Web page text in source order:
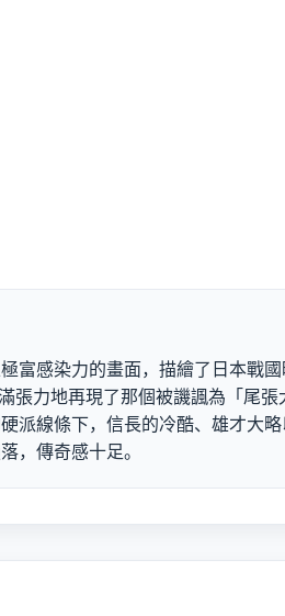
富感染力的畫面，描繪了日本戰
力地再現了那個被譏諷為「尾
派線條下，信長的冷酷、雄才大
，傳奇感十足。